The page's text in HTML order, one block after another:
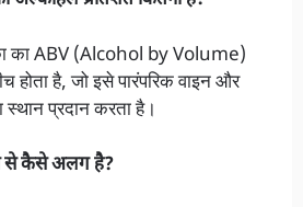
का ABV (Alcohol by Volume)
है, जो इसे पारंपरिक वाइन और
प्रदान करता है।
से कैसे अलग है?